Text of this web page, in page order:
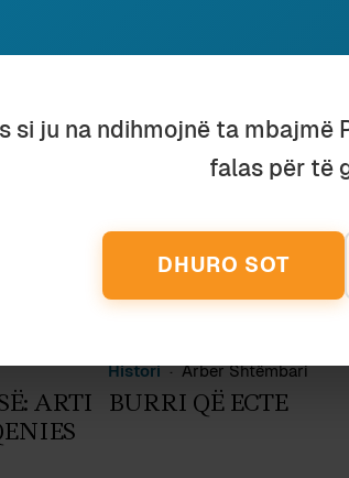
ARTI
Histori Arber Shtëmbari
BURRI QË ECTE
si ju na ndihmojnë ta mbajmë
falas për të
DHURO SOT